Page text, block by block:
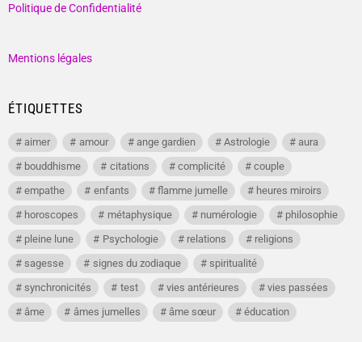
Politique de Confidentialité
Mentions légales
ÉTIQUETTES
aimer amour ange gardien Astrologie
aura
bouddhisme
citations complicité
couple
empathe
enfants flamme jumelle
heures miroirs
horoscopes
métaphysique numérologie
philosophie
pleine lune
Psychologie relations
religions
sagesse
signes du zodiaque
spiritualité
synchronicités
test vies antérieures
vies passées
âme
âmes jumelles âme sœur éducation